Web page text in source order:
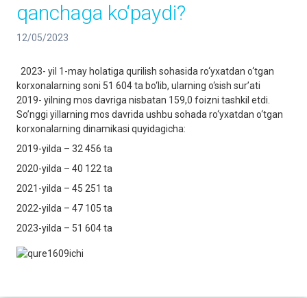
qanchaga ko‘paydi?
12/05/2023
2023- yil 1-may holatiga qurilish sohasida ro‘yxatdan o‘tgan
korxonalarning soni 51 604 ta bo‘lib, ularning o‘sish sur’ati
2019- yilning mos davriga nisbatan 159,0 foizni tashkil etdi.
So’nggi yillarning mos davrida ushbu sohada ro‘yxatdan o‘tgan
korxonalarning dinamikasi quyidagicha:
2019-yilda – 32 456 ta
2020-yilda – 40 122 ta
2021-yilda – 45 251 ta
2022-yilda – 47 105 ta
2023-yilda – 51 604 ta